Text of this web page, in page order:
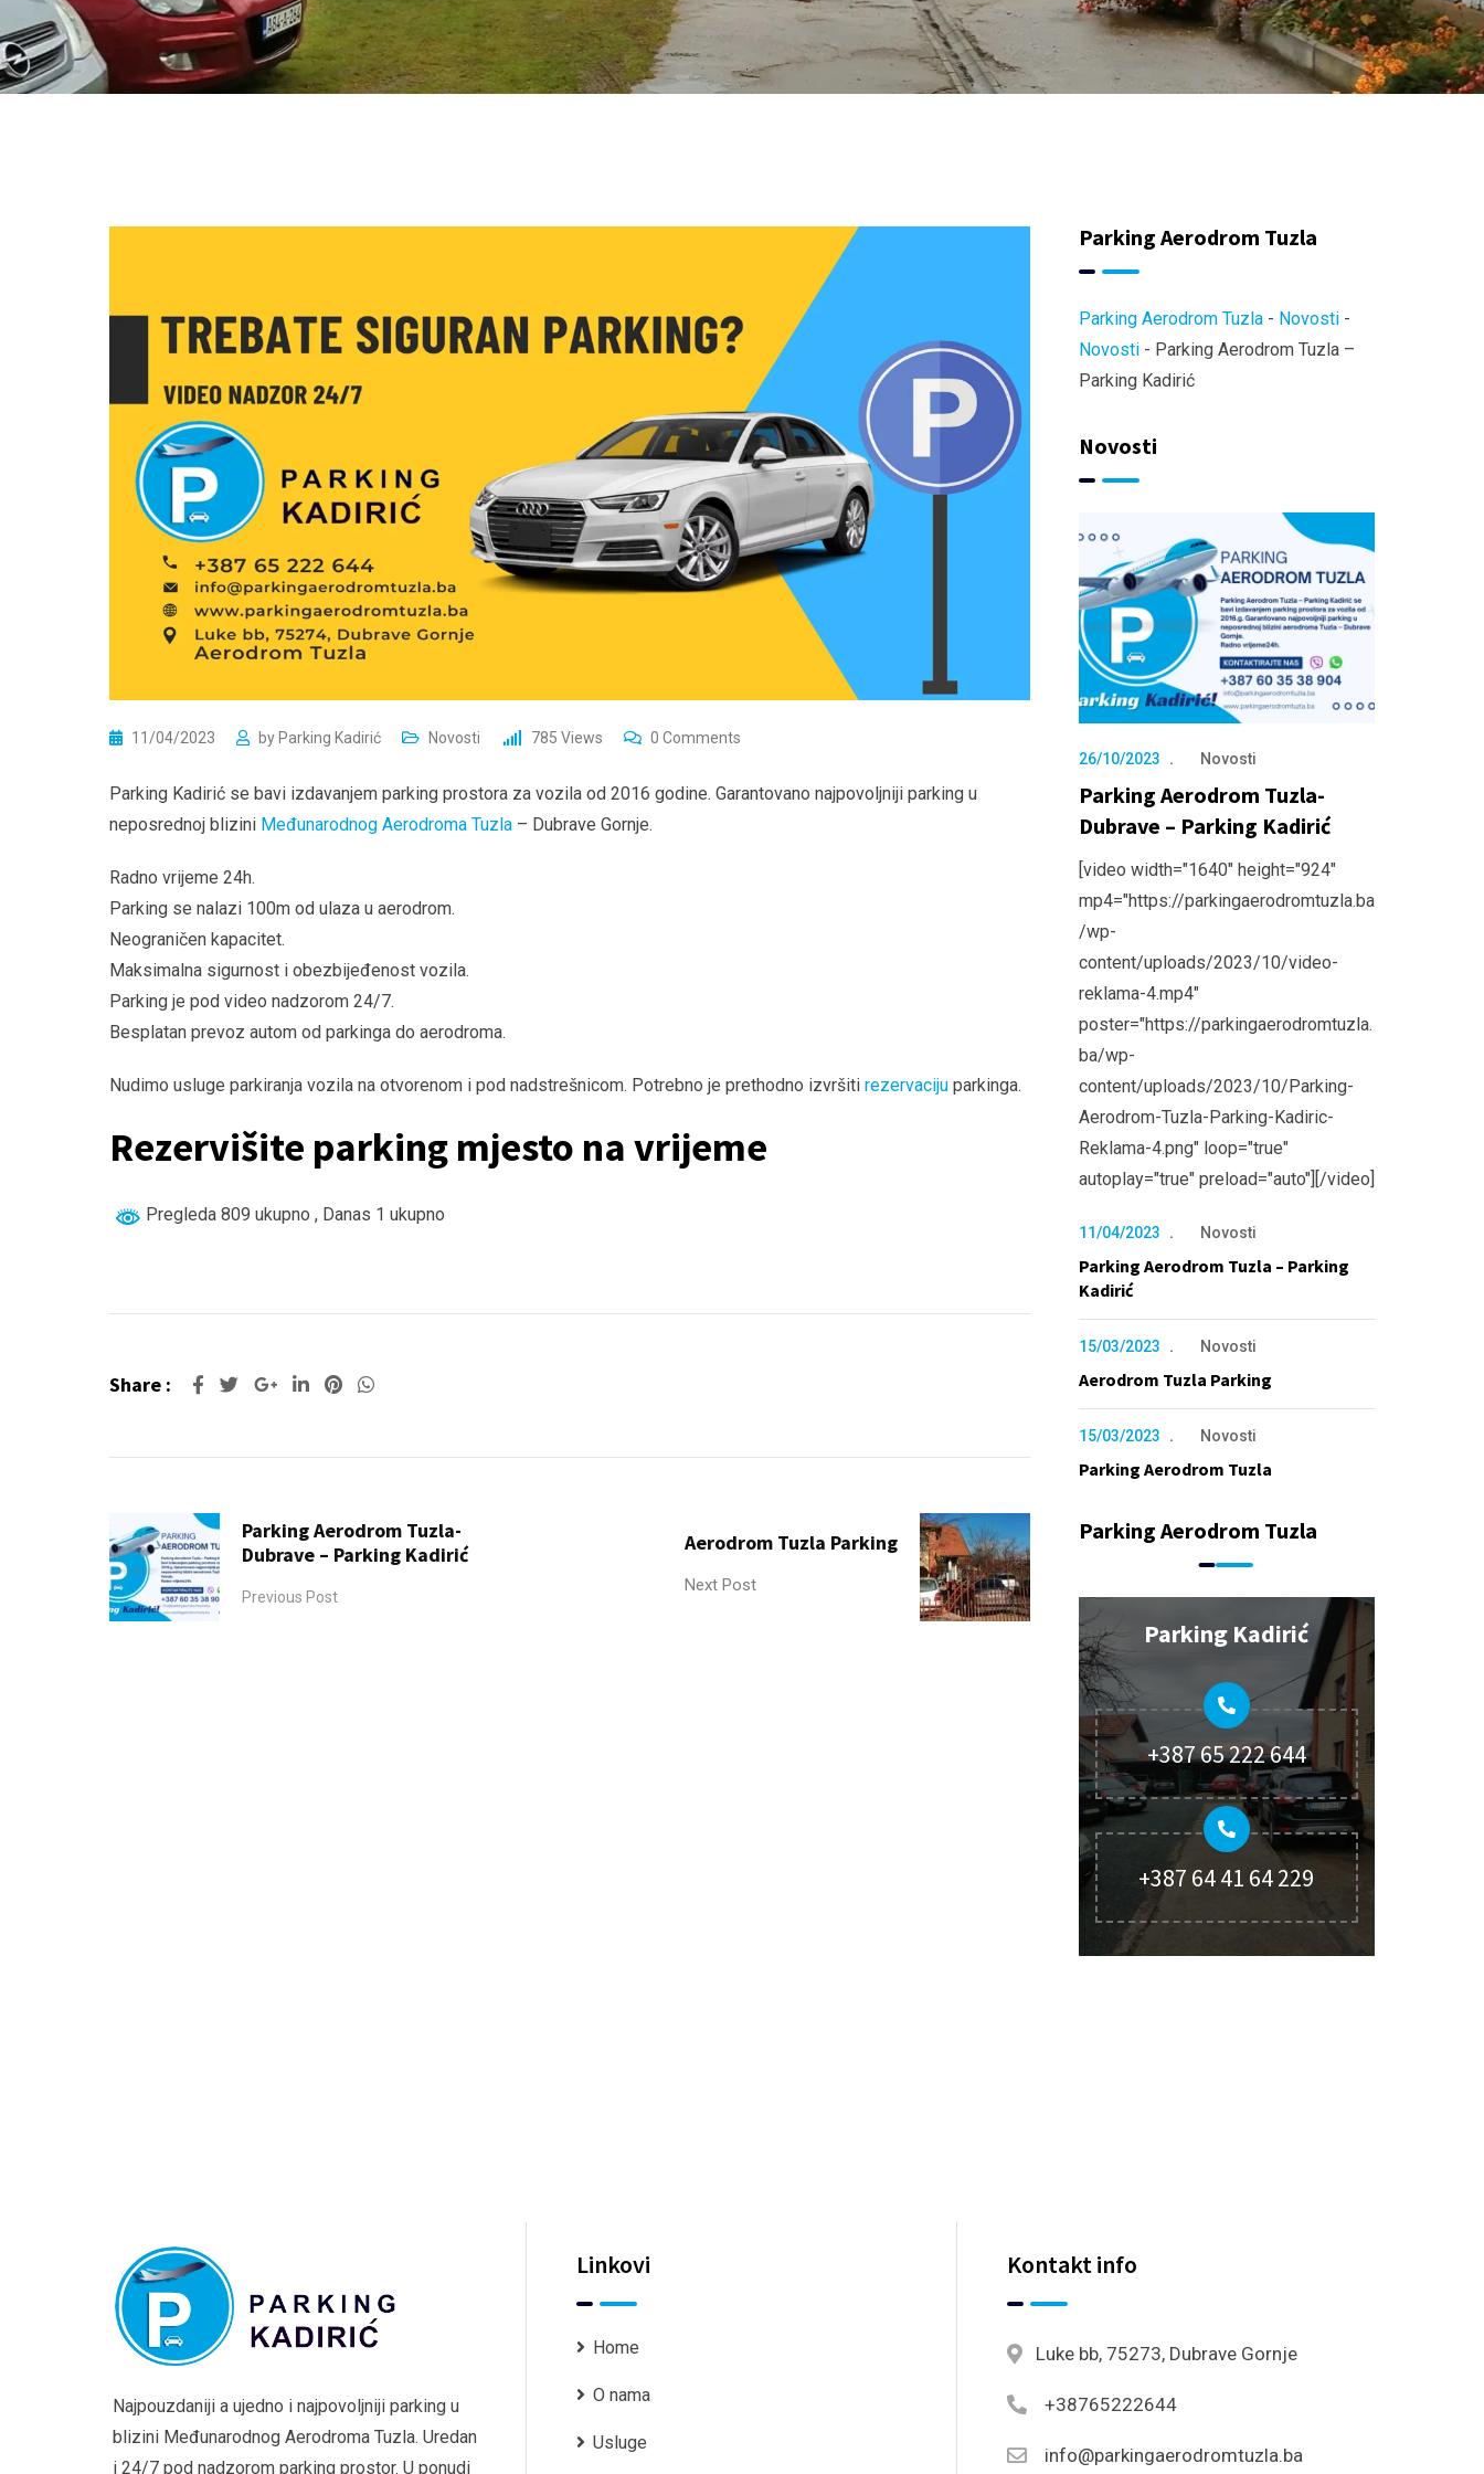
11/04/2023 byParking Kadirić Novosti 785 Views 0 Comments
Parking Kadirić se bavi izdavanjem parking prostora za vozila od 2016 godine. Garantovano najpovoljniji parking u
neposrednoj blizini Međunarodnog Aerodroma Tuzla – Dubrave Gornje.
Radno vrijeme 24h.
Parking se nalazi 100m od ulaza u aerodrom.
Neograničen kapacitet.
Maksimalna sigurnost i obezbijeđenost vozila.
Parking je pod video nadzorom 24/7.
Besplatan prevoz autom od parkinga do aerodroma.
Nudimo usluge parkiranja vozila na otvorenom i pod nadstrešnicom. Potrebno je prethodno izvršiti rezervaciju parkinga.
Rezervišite parking mjesto na vrijeme
Pregleda 809 ukupno , Danas 1 ukupno
Share : Google+LinkedInPinterest
Whatsapp
Parking Aerodrom Tuzla-
Dubrave – Parking Kadirić
Previous Post
Aerodrom Tuzla Parking
Next Post
Parking Aerodrom Tuzla
Parking Aerodrom Tuzla- Novosti-
Novosti- Parking Aerodrom Tuzla –
Parking Kadirić
Novosti
26/10/2023 Novosti
Parking Aerodrom Tuzla-
Dubrave – Parking Kadirić
[video width="1640" height="924"
mp4="https://parkingaerodromtuzla.ba
/wp-
content/uploads/2023/10/video-
reklama-4.mp4"
poster="https://parkingaerodromtuzla.
ba/wp-
content/uploads/2023/10/Parking-
Aerodrom-Tuzla-Parking-Kadiric-
Reklama-4.png" loop="true"
autoplay="true" preload="auto"][/video]
11/04/2023 Novosti
Parking Aerodrom Tuzla – Parking
Kadirić
15/03/2023 Novosti
Aerodrom Tuzla Parking
15/03/2023 Novosti
Parking Aerodrom Tuzla
Parking Aerodrom Tuzla
Parking Kadirić
+387 65 222 644
+387 64 41 64 229
Najpouzdaniji a ujedno i najpovoljniji parking u
blizini Međunarodnog Aerodroma Tuzla. Uredan
i 24/7 pod nadzorom parking prostor. U ponudi
Linkovi
Home
O nama
Usluge
Kontakt info
Luke bb, 75273, Dubrave Gornje
+38765222644
info@parkingaerodromtuzla.ba